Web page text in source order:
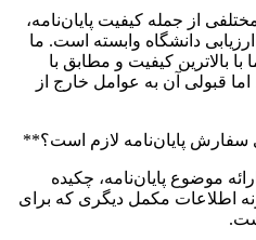
از جمله کیفیت پایان‌نامه،
دانشگاه وابسته است. ما
بالاترین کیفیت و مطابق با
قبولی آن به عوامل خارج از
موضوع پایان‌نامه، چکیده
اطلاعات مکمل دیگری که برای